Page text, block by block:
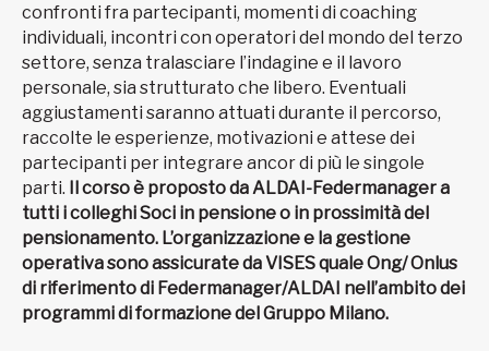
confronti fra partecipanti, momenti di coaching
individuali, incontri con operatori del mondo del terzo
settore, senza tralasciare l’indagine e il lavoro
personale, sia strutturato che libero. Eventuali
aggiustamenti saranno attuati durante il percorso,
raccolte le esperienze, motivazioni e attese dei
partecipanti per integrare ancor di più le singole
parti. Il corso è proposto da ALDAI-Federmanager a
tutti i colleghi Soci in pensione o in prossimità del
pensionamento. L’organizzazione e la gestione
operativa sono assicurate da VISES quale Ong/ Onlus
di riferimento di Federmanager/ALDAI nell’ambito dei
programmi di formazione del Gruppo Milano.